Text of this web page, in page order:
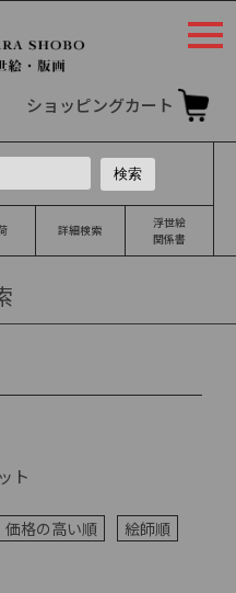
ショッピングカート
詳細検索
浮世絵
関係書
ト
価格の高い順 絵師順